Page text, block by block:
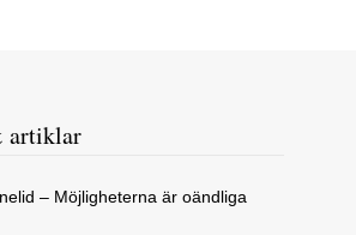
artiklar
– Möjligheterna är oändliga